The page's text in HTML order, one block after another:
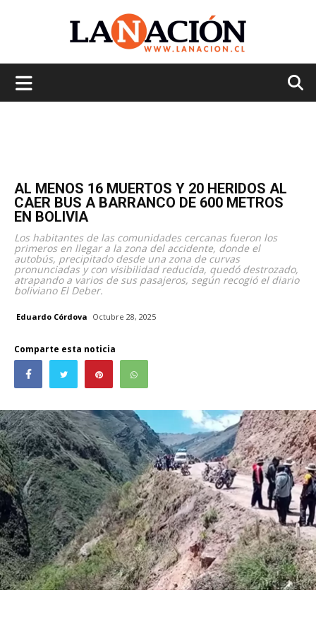
AL MENOS 16 MUERTOS Y 20 HERIDOS AL
CAER BUS A BARRANCO DE 600 METROS
EN BOLIVIA
Los habitantes de las comunidades cercanas fueron los
primeros en llegar a la zona del accidente, donde el
autobús, precipitado desde una zona de curvas
pronunciadas y con visibilidad reducida, quedó destrozado,
atrapando a varios de sus pasajeros, según recogió el diario
boliviano El Deber.
Eduardo Córdova Octubre 28, 2025
Comparte esta noticia